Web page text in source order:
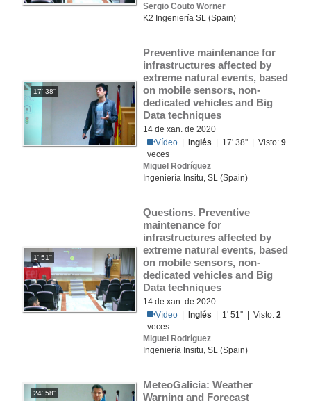
Sergio Couto Wörner
K2 Ingeniería SL (Spain)
17' 38''
Preventive maintenance for
infrastructures affected by
extreme natural events, based
on mobile sensors, non-
dedicated vehicles and Big
Data techniques
14 de xan. de 2020
Vídeo
Inglés | 17' 38'' | Visto:9
veces
Miguel Rodríguez
Ingeniería Insitu, SL (Spain)
1' 51''
Questions. Preventive
maintenance for
infrastructures affected by
extreme natural events, based
on mobile sensors, non-
dedicated vehicles and Big
Data techniques
14 de xan. de 2020
Vídeo
Inglés | 1' 51'' | Visto:2
veces
Miguel Rodríguez
Ingeniería Insitu, SL (Spain)
24' 58''
MeteoGalicia: Weather
Warning and Forecast